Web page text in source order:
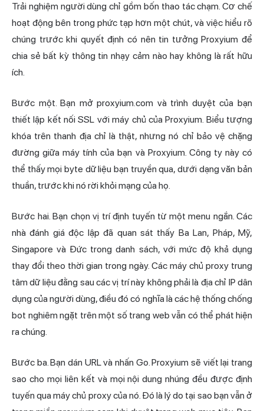
Trải nghiệm người dùng chỉ gồm bốn thao tác chạm. Cơ chế
hoạt động bên trong phức tạp hơn một chút, và việc hiểu rõ
chúng trước khi quyết định có nên tin tưởng Proxyium để
chia sẻ bất kỳ thông tin nhạy cảm nào hay không là rất hữu
ích.
Bước một. Bạn mở proxyium.com và trình duyệt của bạn
thiết lập kết nối SSL với máy chủ của Proxyium. Biểu tượng
khóa trên thanh địa chỉ là thật, nhưng nó chỉ bảo vệ chặng
đường giữa máy tính của bạn và Proxyium. Công ty này có
thể thấy mọi byte dữ liệu bạn truyền qua, dưới dạng văn bản
thuần, trước khi nó rời khỏi mạng của họ.
Bước hai. Bạn chọn vị trí định tuyến từ một menu ngắn. Các
nhà đánh giá độc lập đã quan sát thấy Ba Lan, Pháp, Mỹ,
Singapore và Đức trong danh sách, với mức độ khả dụng
thay đổi theo thời gian trong ngày. Các máy chủ proxy trung
tâm dữ liệu đằng sau các vị trí này không phải là địa chỉ IP dân
dụng của người dùng, điều đó có nghĩa là các hệ thống chống
bot nghiêm ngặt trên một số trang web vẫn có thể phát hiện
ra chúng.
Bước ba. Bạn dán URL và nhấn Go. Proxyium sẽ viết lại trang
sao cho mọi liên kết và mọi nội dung nhúng đều được định
tuyến qua máy chủ proxy của nó. Đó là lý do tại sao bạn vẫn ở